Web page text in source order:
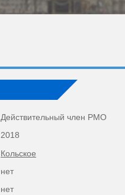
Действительный член РМО
2018
Кольское
нет
нет